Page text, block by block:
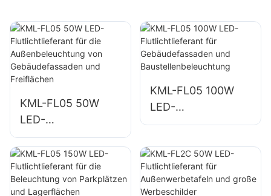
KML-FL05 50W
LED-
Flutlichtlieferant für
die
Außenbeleuchtung
von
KML-FL05 100W
LED-
Flutlichtlieferant für
und
Baustellenbeleucht
ung